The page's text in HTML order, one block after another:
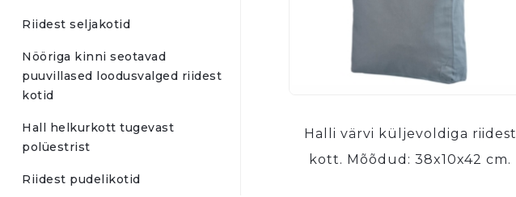
Halli värvi küljevoldiga riidest
kott. Mõõdud: 38x10x42 cm.
Riidest seljakotid
Nööriga kinni seotavad
puuvillased loodusvalged riidest
kotid
Hall helkurkott tugevast
polüestrist
Riidest pudelikotid